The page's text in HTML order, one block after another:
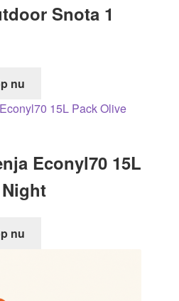
973,00 kr.
Snota 1
nu
Econyl70 15L
nu